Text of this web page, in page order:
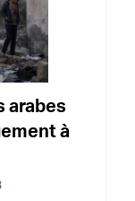
arabes
à